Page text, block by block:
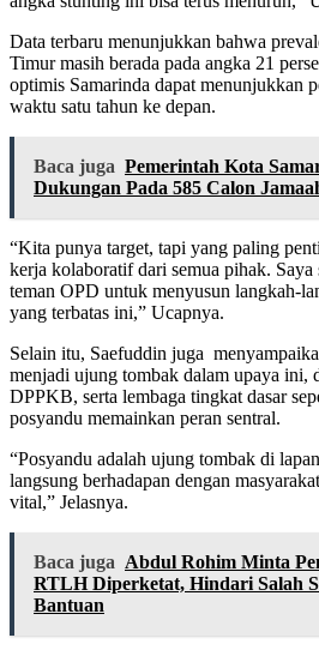
Data terbaru menunjukkan bahwa
Timur masih berada pada angka 21
optimis Samarinda dapat menunjukkan
waktu satu tahun ke depan.
Baca juga Pemerintah Kota
Dukungan Pada 585 Calon
“Kita punya target, tapi yang paling
kerja kolaboratif dari semua pihak. Saya
teman OPD untuk menyusun langkah-
yang terbatas ini,” Ucapnya.
Selain itu, Saefuddin juga
menjadi ujung tombak dalam upaya ini,
DPPKB, serta lembaga tingkat dasar
posyandu memainkan peran sentral.
“Posyandu adalah ujung tombak di
langsung berhadapan dengan
vital,” Jelasnya.
Baca juga Abdul Rohim Minta
RTLH Diperketat, Hindari Salah
Bantuan